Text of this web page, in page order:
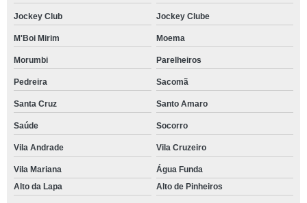
Jockey Club Jockey Clube
M'Boi Mirim Moema
Morumbi Parelheiros
Pedreira Sacomã
Santa Cruz Santo Amaro
Saúde Socorro
Vila Andrade Vila Cruzeiro
Vila Mariana
Água Funda
Alto da Lapa
Alto de Pinheiros